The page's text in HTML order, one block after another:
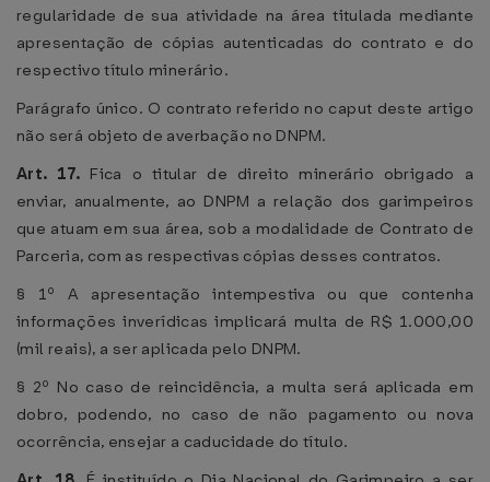
regularidade de sua atividade na área titulada mediante
apresentação de cópias autenticadas do contrato e do
respectivo título minerário.
Parágrafo único. O contrato referido no caput deste artigo
não será objeto de averbação no DNPM.
Art. 17. Fica o titular de direito minerário obrigado a
enviar, anualmente, ao DNPM a relação dos garimpeiros
que atuam em sua área, sob a modalidade de Contrato de
Parceria, com as respectivas cópias desses contratos.
§ 1º A apresentação intempestiva ou que contenha
informações inverídicas implicará multa de R$ 1.000,00
(mil reais), a ser aplicada pelo DNPM.
§ 2º No caso de reincidência, a multa será aplicada em
dobro, podendo, no caso de não pagamento ou nova
ocorrência, ensejar a caducidade do título.